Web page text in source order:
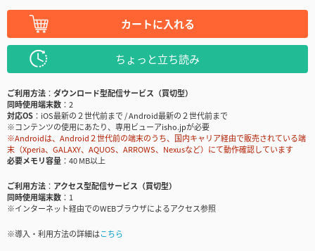
カートに入れる
ちょっと立ち読み
ご利用方法
ダウンロード型配信サービス（買切型）
同時使用端末数
2
対応OS
iOS最新の２世代前まで / Android最新の２世代前まで
※コンテンツの使用にあたり、専用ビューアisho.jpが必要
※Androidは、Android２世代前の端末のうち、国内キャリア経由で販売されている端
末（Xperia、GALAXY、AQUOS、ARROWS、Nexusなど）にて動作確認しています
必要メモリ容量
40 MB以上
ご利用方法
アクセス型配信サービス（買切型）
同時使用端末数
1
※インターネット経由でのWEBブラウザによるアクセス参照
※導入・利用方法の詳細はこちら